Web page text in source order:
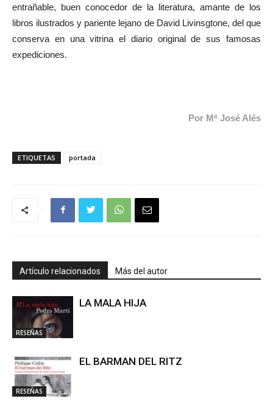
entrañable, buen conocedor de la literatura, amante de los
libros ilustrados y pariente lejano de David Livinsgtone, del que
conserva en una vitrina el diario original de sus famosas
expediciones.
Por Mª José Alés
ETIQUETAS portada
Artículo relacionados Más del autor
RESEÑAS
LA MALA HIJA
RESEÑAS
EL BARMAN DEL RITZ